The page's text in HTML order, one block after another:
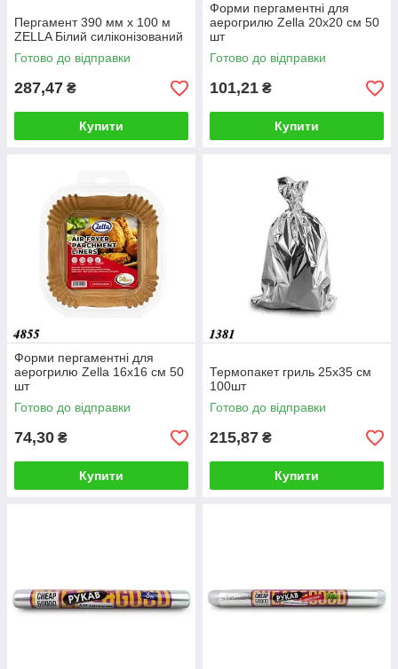
Пергамент 390 мм х 100 м
ZELLA Білий силіконізований
Готово до відправки
287,47 ₴
Купити
Форми пергаментні для
аерогрилю Zella 20х20 см 50
шт
Готово до відправки
101,21 ₴
Купити
Форми пергаментні для
аерогрилю Zella 16х16 см 50
шт
Готово до відправки
74,30 ₴
Купити
Термопакет гриль 25х35 см
100шт
Готово до відправки
215,87 ₴
Купити